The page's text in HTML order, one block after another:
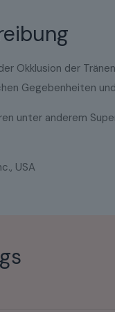
Okklusion der
Gegebenheiten
unter anderem
USA